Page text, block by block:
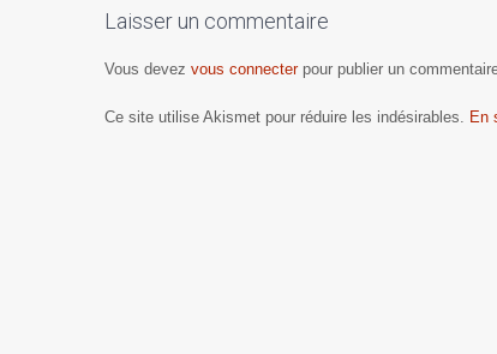
Laisser un commentaire
Vous devez vous connecterpour publier un
Ce site utilise Akismet pour réduire les indésirables. En